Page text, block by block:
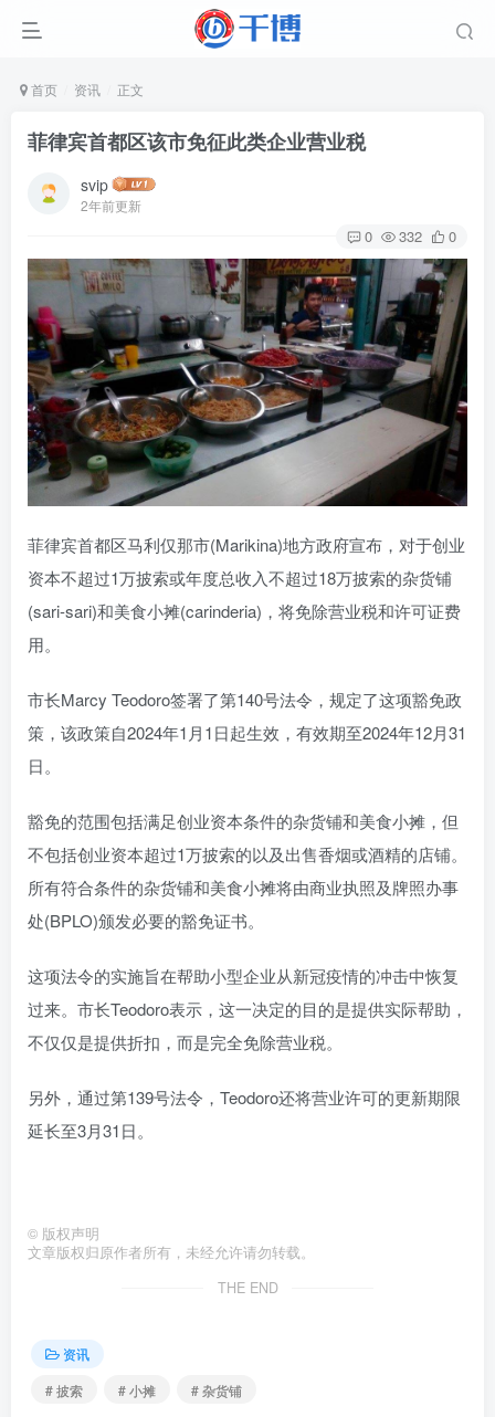
首页 资讯 正文
菲律宾首都区该市免征此类企业营业税
svip
2年前更新
0 332 0
菲律宾首都区马利仅那市(Marikina)地方政府宣布，对于创业
资本不超过1万披索或年度总收入不超过18万披索的杂货铺
(sari-sari)和美食小摊(carinderia)，将免除营业税和许可证费
用。
市长Marcy Teodoro签署了第140号法令，规定了这项豁免政
策，该政策自2024年1月1日起生效，有效期至2024年12月31
日。
豁免的范围包括满足创业资本条件的杂货铺和美食小摊，但
不包括创业资本超过1万披索的以及出售香烟或酒精的店铺。
所有符合条件的杂货铺和美食小摊将由商业执照及牌照办事
处(BPLO)颁发必要的豁免证书。
这项法令的实施旨在帮助小型企业从新冠疫情的冲击中恢复
过来。市长Teodoro表示，这一决定的目的是提供实际帮助，
不仅仅是提供折扣，而是完全免除营业税。
另外，通过第139号法令，Teodoro还将营业许可的更新期限
延长至3月31日。
© 版权声明
文章版权归原作者所有，未经允许请勿转载。
THE END
资讯
# 披索
# 小摊 # 杂货铺